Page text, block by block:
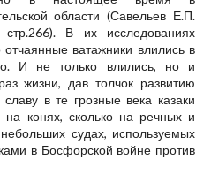
области (Савельев Е.П.
стр.266). В их исследованиях
отчаянные ватажники влились в
И не только влились, но и
жизни, дав толчок развитию
в те грозные века казаки
на конях, сколько на речных и
судах, используемых
в Босфорской войне против